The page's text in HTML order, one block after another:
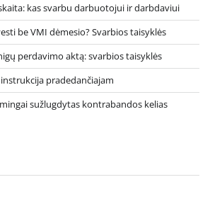
kas svarbu darbuotojui ir darbdaviui
be VMI dėmesio? Svarbios taisyklės
perdavimo aktą: svarbios taisyklės
pradedančiajam
sužlugdytas kontrabandos kelias